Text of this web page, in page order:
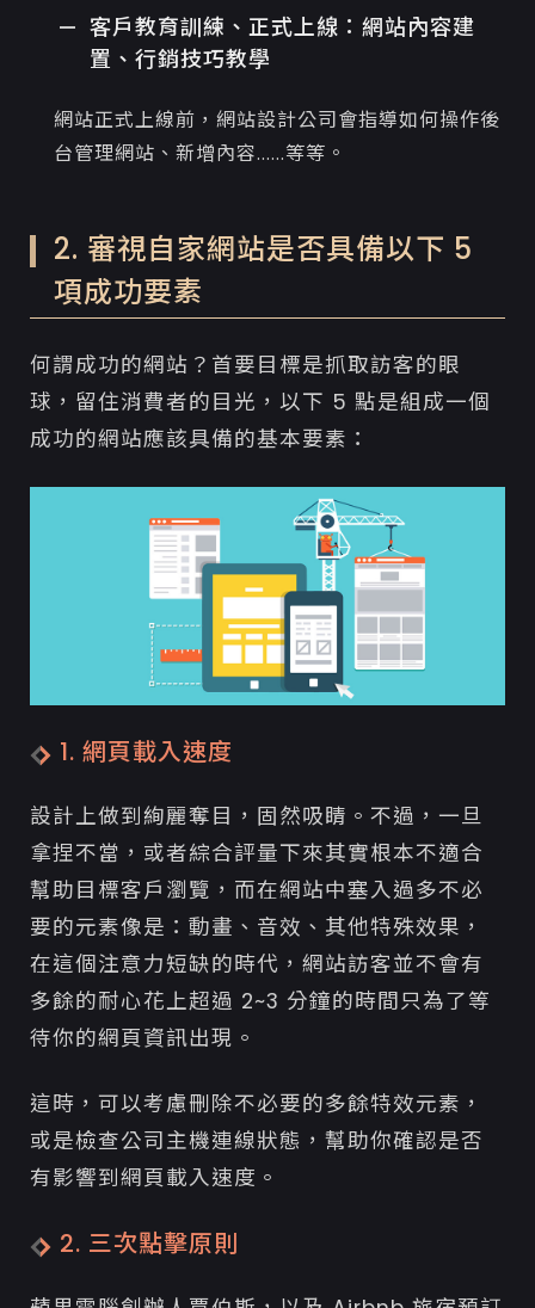
客戶教育訓練、正式上線：網站內容建
置、行銷技巧教學
網站正式上線前，網站設計公司會指導如何操作後
台管理網站、新增內容......等等。
2. 審視自家網站是否具備以下 5
項成功要素
何謂成功的網站？首要目標是抓取訪客的眼
球，留住消費者的目光，以下 5 點是組成一個
成功的網站應該具備的基本要素：
1. 網頁載入速度
設計上做到絢麗奪目，固然吸睛。不過，一旦
拿捏不當，或者綜合評量下來其實根本不適合
幫助目標客戶瀏覽，而在網站中塞入過多不必
要的元素像是：動畫、音效、其他特殊效果，
在這個注意力短缺的時代，網站訪客並不會有
多餘的耐心花上超過 2~3 分鐘的時間只為了等
待你的網頁資訊出現。
這時，可以考慮刪除不必要的多餘特效元素，
或是檢查公司主機連線狀態，幫助你確認是否
有影響到網頁載入速度。
2. 三次點擊原則